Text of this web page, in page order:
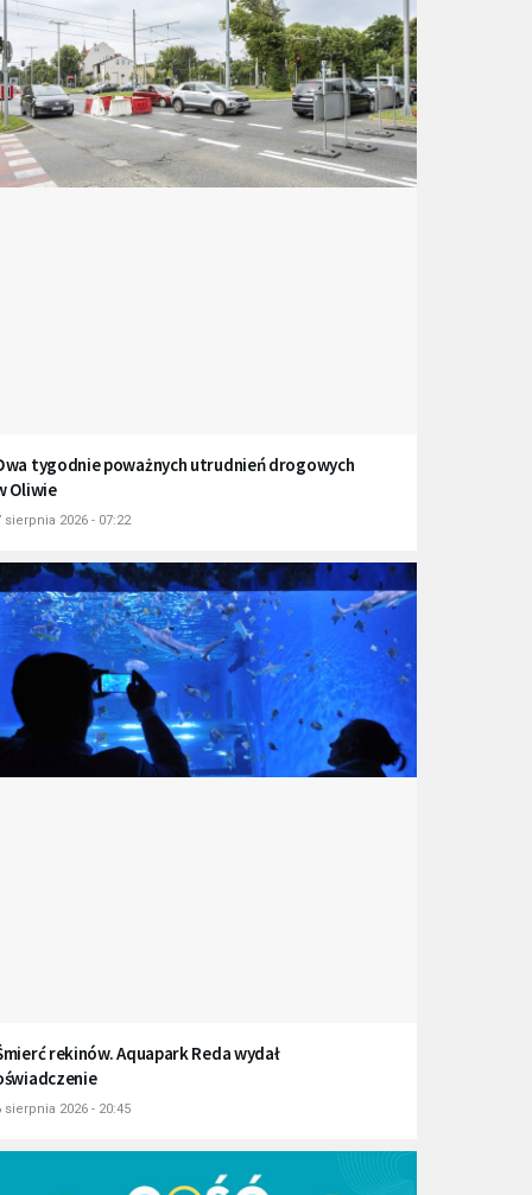
tygodnie poważnych utrudnień drogowych
Oliwie
sierpnia 2026 - 07:22
rekinów. Aquapark Reda wydał
sierpnia 2026 - 20:45